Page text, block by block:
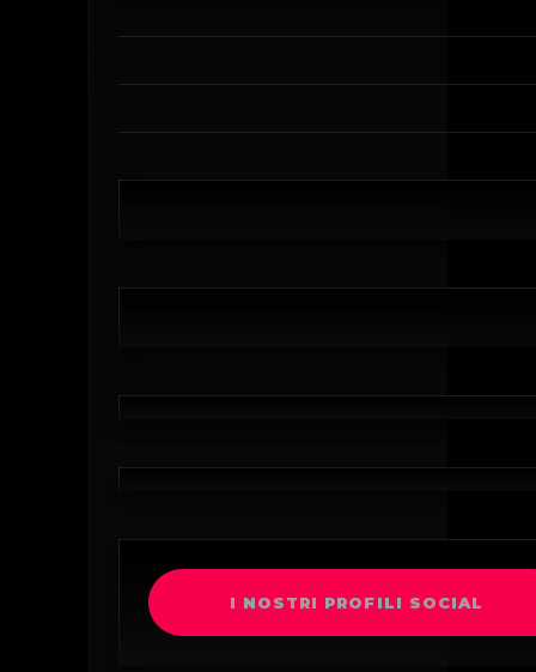
I NOSTRI PROFILI SOCIAL